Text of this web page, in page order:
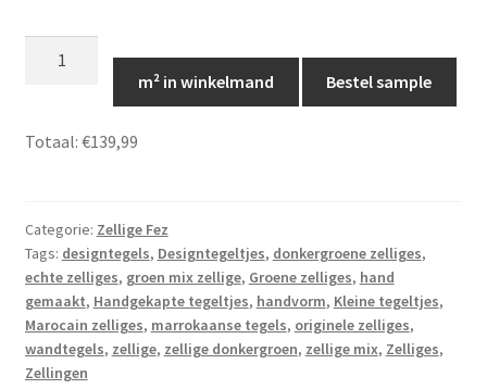
27
aantal
m² in winkelmand Bestel sample
Totaal: €139,99
Categorie: Zellige Fez
Tags: designtegels, Designtegeltjes, donkergroene zelliges,
echte zelliges, groen mix zellige, Groene zelliges, hand
gemaakt, Handgekapte tegeltjes, handvorm, Kleine tegeltjes,
Marocain zelliges, marrokaanse tegels, originele zelliges,
wandtegels, zellige, zellige donkergroen, zellige mix, Zelliges,
Zellingen